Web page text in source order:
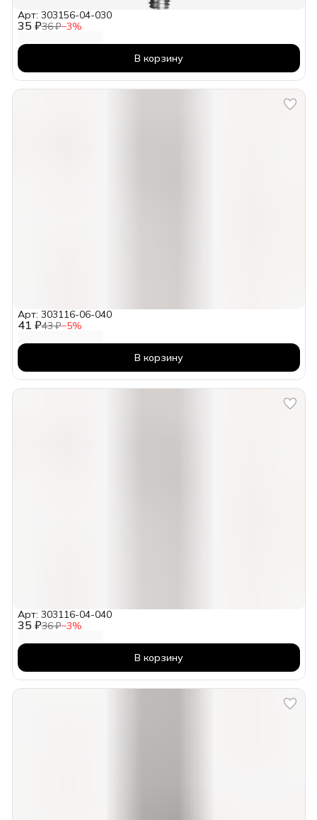
35 ₽36 ₽−3%
Арт: 303156-04-030
В корзину
41 ₽43 ₽−5%
Арт: 303116-06-040
В корзину
35 ₽36 ₽−3%
Арт: 303116-04-040
В корзину